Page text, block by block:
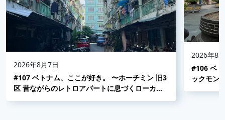
2026年8月7日
#107 ベトナム、ここが好き。 〜ホーチミン 旧3
区 昔ながらのレトロアパートに息づくローカル
の日常〜
2026年8
#106 ベ
ックモン
並み〜